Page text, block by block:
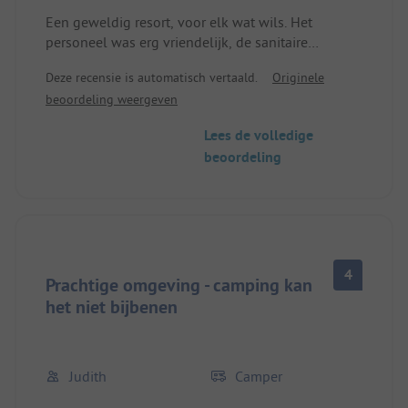
Een geweldig resort, voor elk wat wils. Het
personeel was erg vriendelijk, de sanitaire
waren genoeg wandelroutes voor mijn twee
honden en mij. We zaten echter nog in het
eens naar de regio ga, zal ik mijn tent en
minicamper hier weer opzetten.
Deze recensie is automatisch vertaald.
Originele
beoordeling weergeven
Lees de volledige
beoordeling
Prachtige omgeving - camping kan
het niet bijbenen
4
Judith Camper